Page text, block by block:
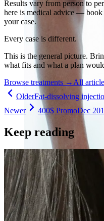
Results vary from person to
here is medical advice —
your case.
Every case is different.
This is the general picture.
what fits and what a plan
Browse treatments → All
OlderFat-dissolving
Newer
400$ PromoDec
Keep reading